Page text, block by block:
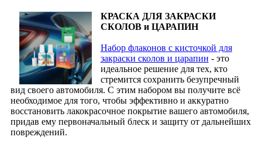
КРАСКА ДЛЯ ЗАКРАСКИ
СКОЛОВ и ЦАРАПИН
Набор флаконов с кисточкой для
закраски сколов и царапин - это
идеальное решение для тех, кто
стремится сохранить безупречный
вид своего автомобиля. С этим набором вы получите всё
необходимое для того, чтобы эффективно и аккуратно
восстановить лакокрасочное покрытие вашего автомобиля,
придав ему первоначальный блеск и защиту от дальнейших
повреждений.